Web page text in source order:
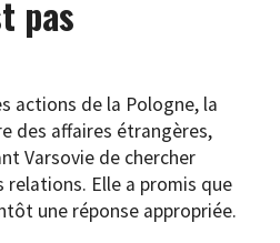
pas
actions de la Pologne, la
des affaires étrangères,
Varsovie de chercher
relations. Elle a promis que
une réponse appropriée.